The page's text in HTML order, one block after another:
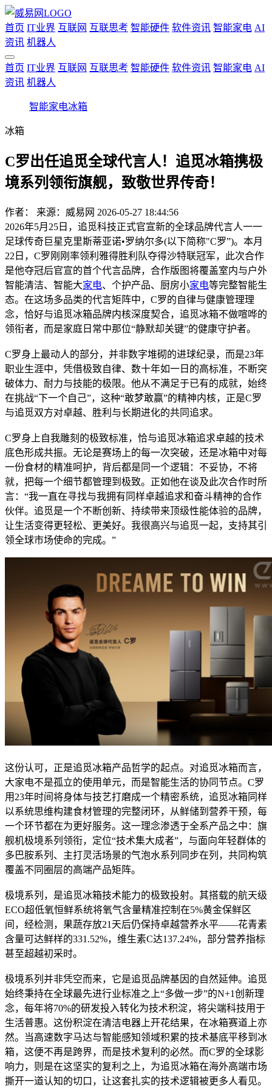
首页 IT业界 互联网 互联思考 智能硬件 软件资讯 智能家电 AI
资讯 机器人
首页 IT业界 互联网 互联思考 智能硬件 软件资讯 智能家电 AI
资讯 机器人
智能家电冰箱
冰箱
C罗出任追觅全球代言人！追觅冰箱携极
境系列领衔旗舰，致敬世界传奇！
作者： 来源：威易网 2026-05-27 18:44:56
2026年5月25日，追觅科技正式官宣新的全球品牌代言人一一
足球传奇巨星克里斯蒂亚诺•罗纳尔多(以下简称"C罗”)。本月
22日，C罗刚刚率领利雅得胜利队夺得沙特联冠军，此次合作
是他夺冠后官宣的首个代言品牌，合作版图将覆盖室内与户外
智能清洁、智能大家电、个护产品、厨房小家电等完整智能生
态。在这场多品类的代言矩阵中，C罗的自律与健康管理理
念，恰好与追觅冰箱品牌内核深度契合，追觅冰箱不做喧哗的
领衔者，而是家庭日常中那位“静默却关键”的健康守护者。
C罗身上最动人的部分，并非数字堆砌的进球纪录，而是23年
职业生涯中，凭借极致自律、数十年如一日的高标准，不断突
破体力、耐力与技能的极限。他从不满足于已有的成就，始终
在挑战“下一个自己”，这种“敢梦敢赢”的精神内核，正是C罗
与追觅双方对卓越、胜利与长期进化的共同追求。
C罗身上自我雕刻的极致标准，恰与追觅冰箱追求卓越的技术
底色形成共振。无论是赛场上的每一次突破，还是冰箱中对每
一份食材的精准呵护，背后都是同一个逻辑：不妥协，不将
就，把每一个细节都管理到极致。正如他在谈及此次合作时所
言：“我一直在寻找与我拥有同样卓越追求和奋斗精神的合作
伙伴。追觅是一个不断创新、持续带来顶级性能体验的品牌，
让生活变得更轻松、更美好。我很高兴与追觅一起，支持其引
领全球市场使命的完成。”
这份认可，正是追觅冰箱产品哲学的起点。对追觅冰箱而言，
大家电不是孤立的使用单元，而是智能生活的协同节点。C罗
用23年时间将身体与技艺打磨成一个精密系统，追觅冰箱同样
以系统思维构建食材管理的完整闭环，从鲜储到营养干预，每
一个环节都在为更好服务。这一理念渗透于全系产品之中：旗
舰机极境系列领衔，定位“技术集大成者”，与面向年轻群体的
多巴胺系列、主打灵活场景的气泡水系列同步在列，共同构筑
覆盖不同圈层的高端产品矩阵。
极境系列，是追觅冰箱技术能力的极致投射。其搭载的航天级
ECO超低氧恒鲜系统将氧气含量精准控制在5%黄金保鲜区
间，经检测，果蔬存放21天后仍保持卓越营养水平——花青素
含量可达鲜样的331.52%，维生素C达137.24%，部分营养指标
甚至超越初采时。
极境系列并非凭空而来，它是追觅品牌基因的自然延伸。追觅
始终秉持在全球最先进行业标准之上“多做一步”的N+1创新理
念，每年将70%的研发投入转化为技术积淀，将尖端科技用于
生活普惠。这份积淀在清洁电器上开花结果，在冰箱赛道上亦
然。当高速数字马达与智能感知领域积累的技术基底平移到冰
箱，这便不再是跨界，而是技术复利的必然。而C罗的全球影
响力，则是在这坚实的复利之上，为追觅冰箱在海外高端市场
撕开一道认知的切口，让这套扎实的技术逻辑被更多人看见。